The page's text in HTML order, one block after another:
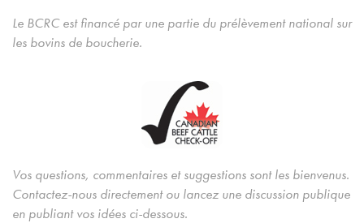
Le BCRC est financé par une partie du prélèvement national sur
les bovins de boucherie.
Vos questions, commentaires et suggestions sont les bienvenus.
Contactez-nous directement ou lancez une discussion publique
en publiant vos idées ci-dessous.